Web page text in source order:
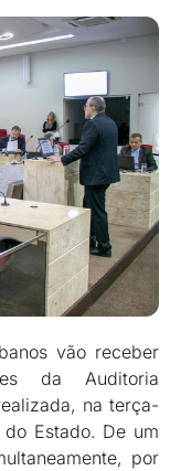
vão receber
da Auditoria
na terça-
Estado. De um
por